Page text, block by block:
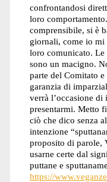
confrontandosi
loro
comprensibile, si è
giornali, come io mi
loro comunicato.
sono un macigno.
parte del Comitato e
garanzia di
verrà l’occasione di
presentarmi. Metto
ciò che dico senza
intenzione
proposito di parole,
usarne certe dal
puttane e
https://